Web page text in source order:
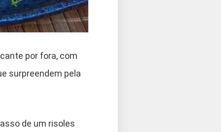
por fora, com
surpreendem pela
de um risoles